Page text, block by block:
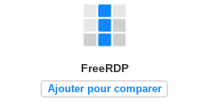
FreeRDP
Ajouter pour comparer